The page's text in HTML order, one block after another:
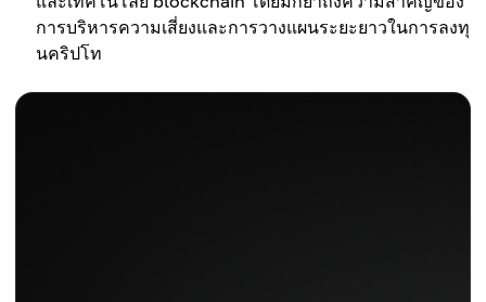
การบริหารความเสี่ยงและการวางแผนระยะยาวในการลงทุ
นคริปโท